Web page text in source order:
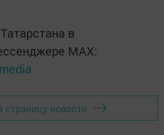
в
MАХ:
страницу новости